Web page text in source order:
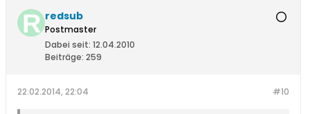
redsub
Postmaster
Dabei seit: 12.04.2010
Beiträge: 259
#10
22.02.2014, 22:04